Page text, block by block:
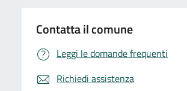
Contatta il comune
Leggi le domande frequenti
Richiedi assistenza